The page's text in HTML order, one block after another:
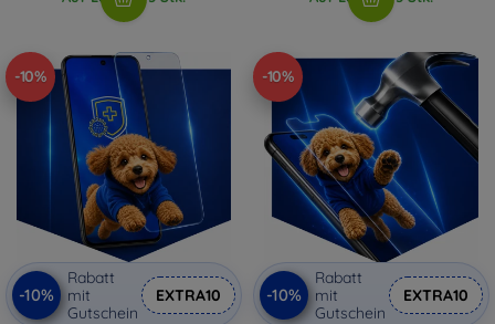
-10%
-10%
Rabatt
mit
Gutschein
EXTRA10
-10%
-10%
Rabatt
mit
Gutschein
EXTRA10